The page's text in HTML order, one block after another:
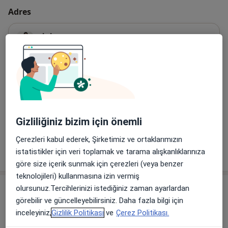
üzerindeki etkisini hastalarıma anlatıyorum. 1 yıl
Kütahya ParkHayat Hastanesi'nde hem fizik tedavi
hem de getat uzmanı olarak keyifle çalıştım. Şu anda
da Balçova Fizik Tedavi ve Rehabilitasyon Dal
Merkezi'nde hastalarıma şifa olmaya devam ediyorum.
Sevgi ve bilginin paylaşıldıkça çoğaldığını
düşünüyorum ve sürekli öğrenme ve tecrübe kazanma
isteğiyle doluyum. Hastalarımla aramda çok güzel bir
Adres
FİZİMER
8708/2 Sk. No:2 kat:3,
Haritayı büyüt
Tümünü gösteradres hakkında
Sigortalar
Sağlık sigortası anlaşma bilgisi bulunmamaktadır.
Gizliliğiniz bizim için önemli
Çerezleri kabul ederek, Şirketimiz ve ortaklarımızın
istatistikler için veri toplamak ve tarama alışkanlıklarınıza
göre size içerik sunmak için çerezleri (veya benzer
teknolojileri) kullanmasına izin vermiş
olursunuz.Tercihlerinizi istediğiniz zaman ayarlardan
görebilir ve güncelleyebilirsiniz. Daha fazla bilgi için
inceleyiniz,Gizlilik Politikası ve Çerez Politikası.